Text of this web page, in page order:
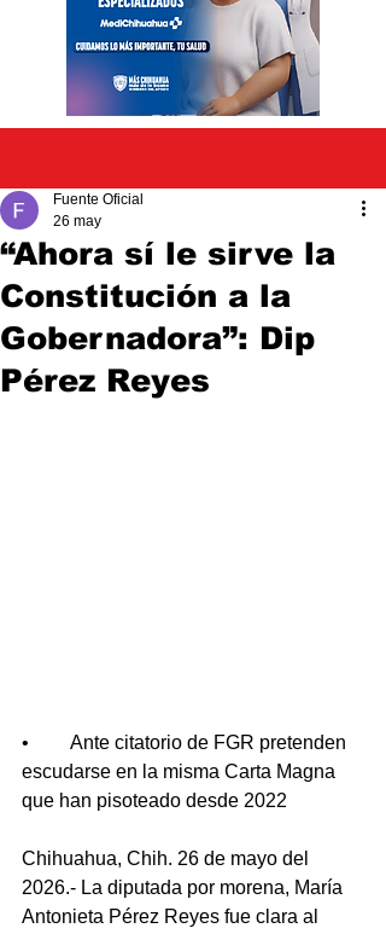
“Ahora sí le sirve la
Constitución a la
Gobernadora”: Dip
Pérez Reyes
Fuente Oficial
26 may
•	Ante citatorio de FGR pretenden
escudarse en la misma Carta Magna
que han pisoteado desde 2022
Chihuahua, Chih. 26 de mayo del
2026.- La diputada por morena, María
Antonieta Pérez Reyes fue clara al